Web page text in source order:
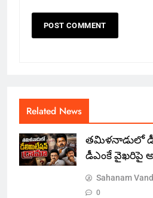
Related News
తమిళనాడులో
డీఎంకే వైఖరిపై
Sahanam
0